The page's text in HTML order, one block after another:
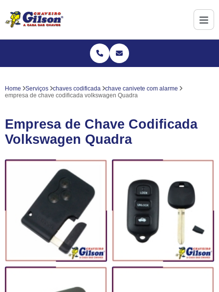
Home Serviços chaves codificada
chave canivete com alarme
empresa de chave codificada volkswagen Quadra
Empresa de Chave Codificada
Volkswagen Quadra